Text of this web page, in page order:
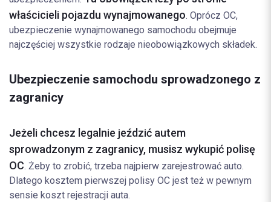
właścicieli pojazdu wynajmowanego. Oprócz OC,
ubezpieczenie wynajmowanego samochodu obejmuje
najczęściej wszystkie rodzaje nieobowiązkowych składek.
Ubezpieczenie samochodu sprowadzonego z
zagranicy
Jeżeli chcesz legalnie jeździć autem
sprowadzonym z zagranicy, musisz wykupić polisę
OC. Żeby to zrobić, trzeba najpierw zarejestrować auto.
Dlatego kosztem pierwszej polisy OC jest też w pewnym
sensie koszt rejestracji auta.